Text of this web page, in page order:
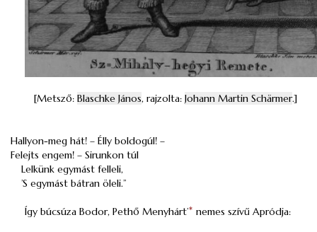
[Metsző: Blaschke János, rajzolta: Johann Martin Schärmer.]
Hallyon-meg hát! – Élly boldogúl! –
Felejts engem! – Sirunkon túl
Lelkünk egymást felleli,
’S egymást bátran öleli.”
Így búcsúza Bodor, Pethő Menyhárt’* nemes szívű Apródja: